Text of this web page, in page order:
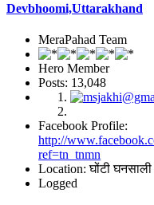
Devbhoomi,Uttarakhand
MeraPahad Team
Hero Member
Posts: 13,048
Facebook Profile:
http://
ref=tn_tnmn
Location: घोंटी
Logged